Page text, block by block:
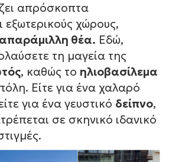
απρόσκοπτα
εξωτερικούς χώρους,
απαράμιλλη θέα. Εδώ,
τη μαγεία της
, καθώς το ηλιοβασίλεμα
Είτε για ένα χαλαρό
για ένα γευστικό δείπνο,
σε σκηνικό ιδανικό